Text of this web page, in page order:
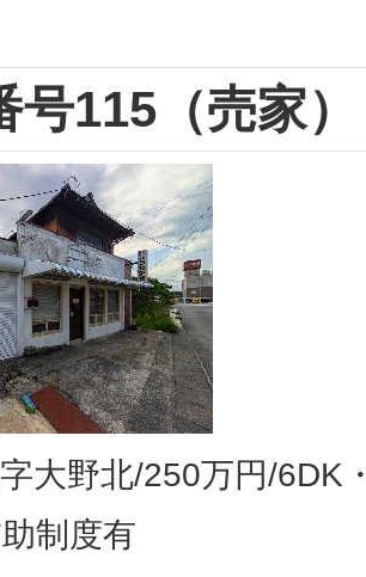
号115（売家）
大野北/250万円/6DK
制度有